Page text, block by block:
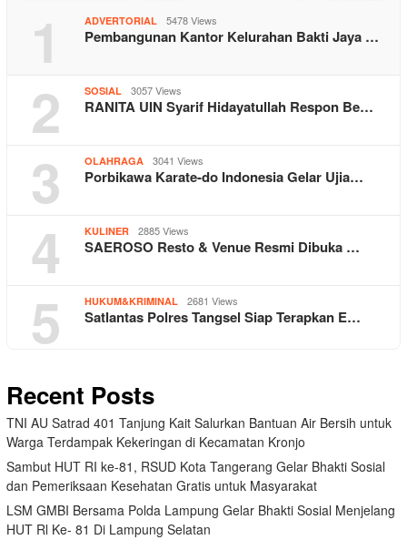
1 ADVERTORIAL 5478 Views
Pembangunan Kantor Kelurahan Bakti Jaya …
2 SOSIAL 3057 Views
RANITA UIN Syarif Hidayatullah Respon Be…
3 OLAHRAGA 3041 Views
Porbikawa Karate-do Indonesia Gelar Ujia…
4 KULINER 2885 Views
SAEROSO Resto & Venue Resmi Dibuka …
5 HUKUM&KRIMINAL 2681 Views
Satlantas Polres Tangsel Siap Terapkan E…
Recent Posts
TNI AU Satrad 401 Tanjung Kait Salurkan Bantuan Air Bersih untuk
Warga Terdampak Kekeringan di Kecamatan Kronjo
Sambut HUT RI ke-81, RSUD Kota Tangerang Gelar Bhakti Sosial
dan Pemeriksaan Kesehatan Gratis untuk Masyarakat
LSM GMBI Bersama Polda Lampung Gelar Bhakti Sosial Menjelang
HUT Rl Ke- 81 Di Lampung Selatan